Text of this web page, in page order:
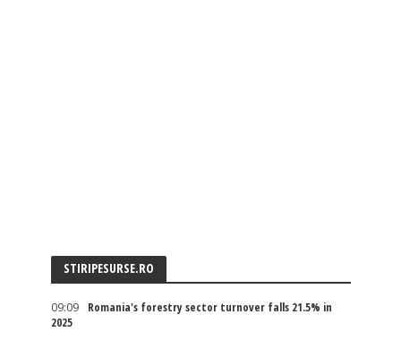
STIRIPESURSE.RO
09:09
Romania's forestry sector turnover falls 21.5% in
2025